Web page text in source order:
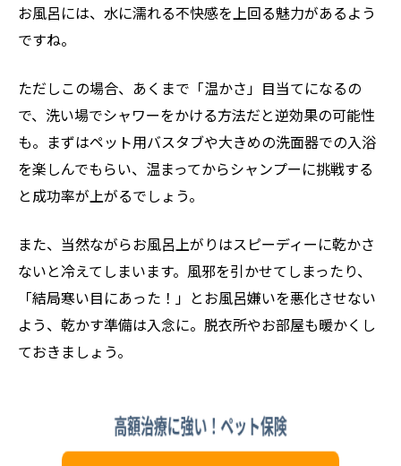
お風呂には、水に濡れる不快感を上回る魅力があるよう
ですね。
ただしこの場合、あくまで「温かさ」目当てになるの
で、洗い場でシャワーをかける方法だと逆効果の可能性
も。まずはペット用バスタブや大きめの洗面器での入浴
を楽しんでもらい、温まってからシャンプーに挑戦する
と成功率が上がるでしょう。
また、当然ながらお風呂上がりはスピーディーに乾かさ
ないと冷えてしまいます。風邪を引かせてしまったり、
「結局寒い目にあった！」とお風呂嫌いを悪化させない
よう、乾かす準備は入念に。脱衣所やお部屋も暖かくし
ておきましょう。